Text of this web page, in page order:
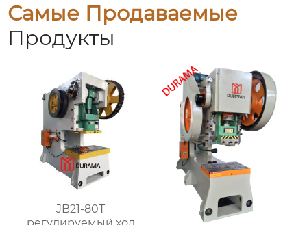
Самые Продаваемые
Продукты
JB21-80T